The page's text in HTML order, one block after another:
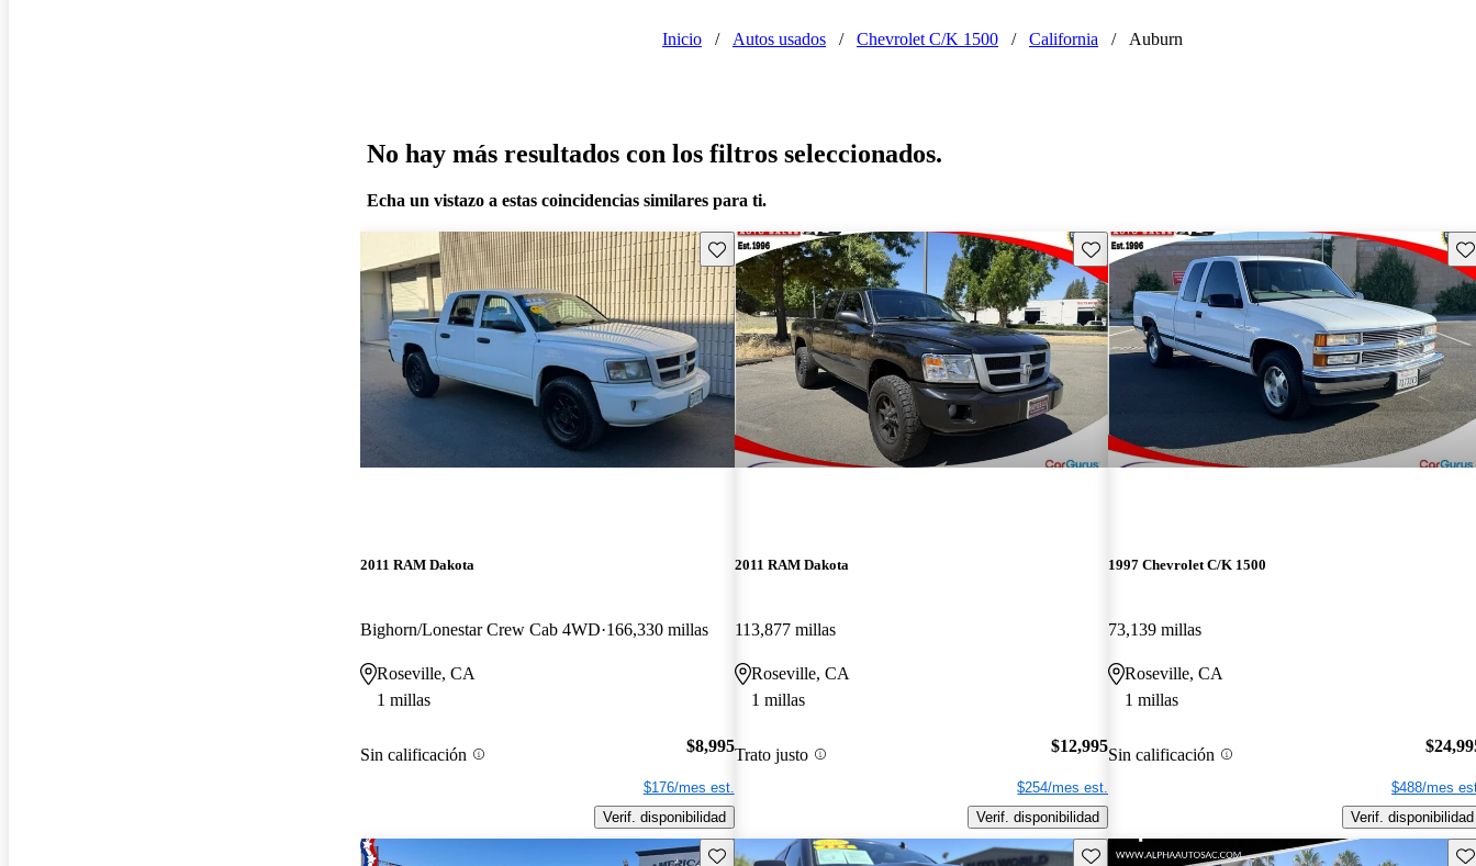
Inicio / Autos usados / Chevrolet C/K 1500 / California / Auburn
No hay más resultados con los filtros seleccionados.
Echa un vistazo a estas coincidencias similares para ti.
Guarda este Aviso
2011 RAM Dakota
Bighorn/Lonestar Crew Cab 4WD 166,330 millas
Roseville, CA
1 millas
Sin calificación $8,995
$176/mes est.
Verif. disponibilidad
Guarda este Aviso
2011 RAM Dakota
113,877 millas
Roseville, CA
1 millas
Trato justo $12,995
$254/mes est.
Verif. disponibilidad
1997 Chevrolet C/K 1500
73,139 millas
Roseville, CA
1 millas
Sin calificación
$488/mes
Verif. disponibilidad
Guarda este Aviso Guarda este Aviso